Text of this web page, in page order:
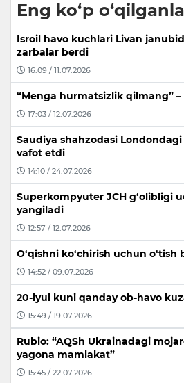
Eng ko‘p
Isroil havo kuchlari Livan
zarbalar berdi
16:09 / 11.07.2026
“Menga hurmatsizlik qilmang” –
17:03 / 12.07.2026
Saudiya shahzodasi
vafot etdi
14:10 / 24.07.2026
Superkompyuter JCH g‘olibligi
yangiladi
12:57 / 12.07.2026
O‘qishni ko‘chirish uchun
14:52 / 09.07.2026
20-iyul kuni qanday ob-havo
15:49 / 19.07.2026
Rubio: “AQSh Ukrainadagi
yagona mamlakat”
15:45 / 22.07.2026